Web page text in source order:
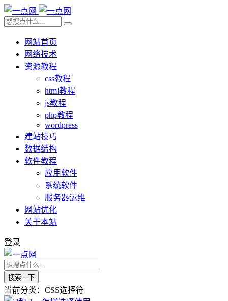
网站首页
网络技术
资源教程
css教程
html教程
js教程
php教程
wordpress
建站技巧
数据结构
软件教程
应用软件
系统软件
服务器运维
网站优化
关于本站
登录
搜索一下
当前分类：CSS选择符